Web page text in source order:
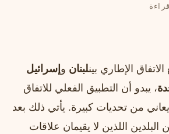
الإطاري بينلبنان وإسرائيل
، يبدو أن التطبيق الفعلي للاتفاق
من تحديات كبيرة. يأتي ذلك بعد
البلدين اللذين لا يقيمان علاقات